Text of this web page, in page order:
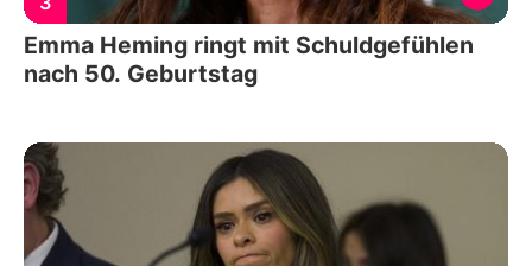
Emma Heming ringt mit Schuldgefühlen
nach 50. Geburtstag